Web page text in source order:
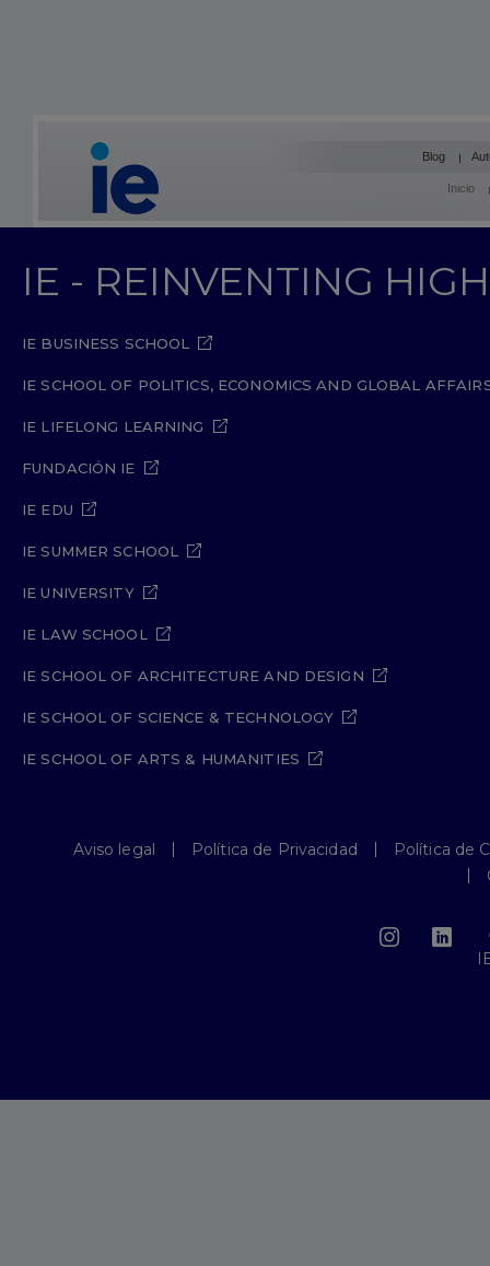
Blog
Inicio
IE - REINVENTING
IE BUSINESS SCHOOL
IE SCHOOL OF POLITICS, ECONOMICS AND GLOBAL
IE LIFELONG LEARNING
FUNDACIÓN IE
IE EDU
IE SUMMER SCHOOL
IE UNIVERSITY
IE LAW SCHOOL
IE SCHOOL OF ARCHITECTURE AND DESIGN
IE SCHOOL OF SCIENCE & TECHNOLOGY
IE SCHOOL OF ARTS & HUMANITIES
Aviso legal Política de Privacidad
Política de